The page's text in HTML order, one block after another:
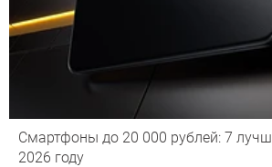
Смартфоны до 20 000 рублей: 7
2026 году